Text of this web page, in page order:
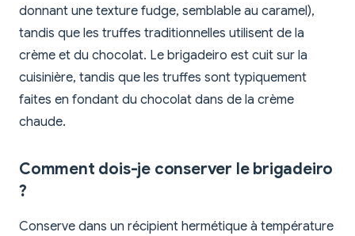
donnant une texture fudge, semblable au caramel),
tandis que les truffes traditionnelles utilisent de la
crème et du chocolat. Le brigadeiro est cuit sur la
cuisinière, tandis que les truffes sont typiquement
faites en fondant du chocolat dans de la crème
chaude.
Comment dois-je conserver le brigadeiro
?
Conserve dans un récipient hermétique à température